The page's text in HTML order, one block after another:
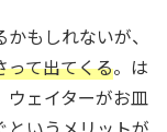
もしれないが、
って出てくる。は
ウェイターがお皿